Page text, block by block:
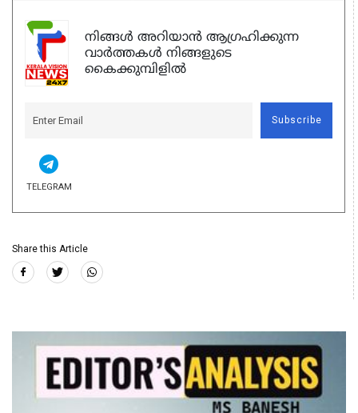
നിങ്ങൾ അറിയാൻ ആഗ്രഹിക്കുന്ന
വാർത്തകൾ നിങ്ങളുടെ
കൈക്കുമ്പിളിൽ
Subscribe
TELEGRAM
Share this Article